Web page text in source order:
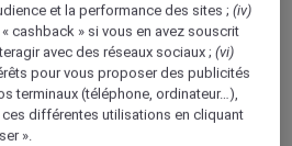
et la performance des sites ;(iv)
cashback » si vous en avez souscrit
avec des réseaux sociaux ;(vi)
pour vous proposer des publicités
terminaux (téléphone, ordinateur…),
différentes utilisations en cliquant
».